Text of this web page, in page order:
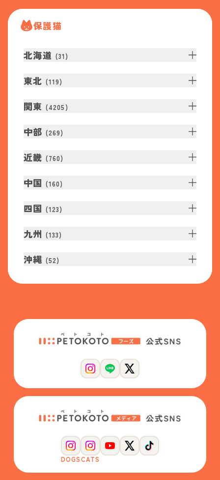
保護猫
北海道 (31 )
東北 (119)
関東 (4205 )
中部 (269)
近畿 (760)
中国 (160)
四国 (123)
九州 (133)
沖縄 (52)
DOGSCATS